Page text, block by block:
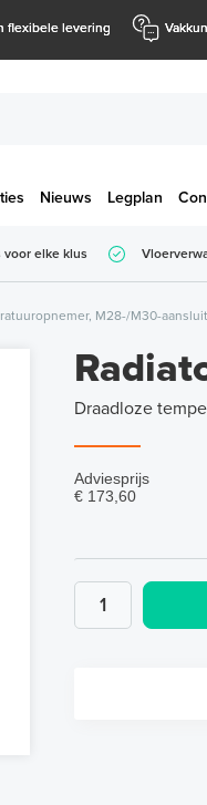
flexibele levering
Nieuws Legplan
voor elke klus
M28-/M30-
Draadloze
Adviesprijs
€ 173,60